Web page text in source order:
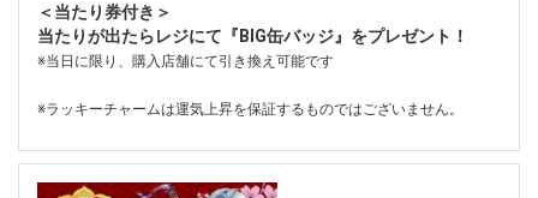
＜当たり券付き＞
当たりが出たらレジにて『BIG缶バッジ』をプレゼント！
※当日に限り、購入店舗にて引き換え可能です
※ラッキーチャームは運気上昇を保証するものではございません。